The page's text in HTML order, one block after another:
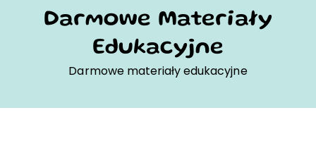
Darmowe Materiały
Edukacyjne
Darmowe materiały edukacyjne